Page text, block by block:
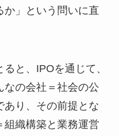
か」という問いに直
と、IPOを通じて、
なの会社＝社会の公
あり、その前提とな
組織構築と業務運営